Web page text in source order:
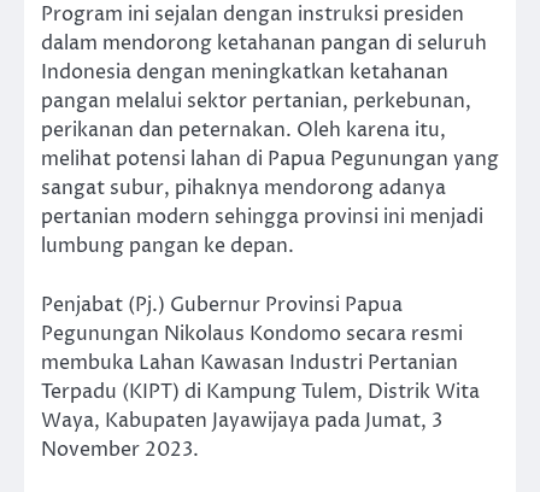
Program ini sejalan dengan instruksi presiden
dalam mendorong ketahanan pangan di seluruh
Indonesia dengan meningkatkan ketahanan
pangan melalui sektor pertanian, perkebunan,
perikanan dan peternakan. Oleh karena itu,
melihat potensi lahan di Papua Pegunungan yang
sangat subur, pihaknya mendorong adanya
pertanian modern sehingga provinsi ini menjadi
lumbung pangan ke depan.
Penjabat (Pj.) Gubernur Provinsi Papua
Pegunungan Nikolaus Kondomo secara resmi
membuka Lahan Kawasan Industri Pertanian
Terpadu (KIPT) di Kampung Tulem, Distrik Wita
Waya, Kabupaten Jayawijaya pada Jumat, 3
November 2023.